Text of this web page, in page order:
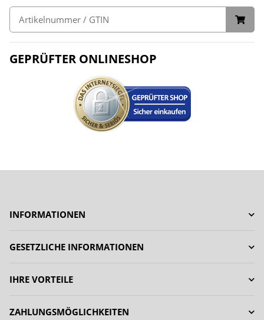
GEPRÜFTER ONLINESHOP
INFORMATIONEN
GESETZLICHE INFORMATIONEN
IHRE VORTEILE
ZAHLUNGSMÖGLICHKEITEN